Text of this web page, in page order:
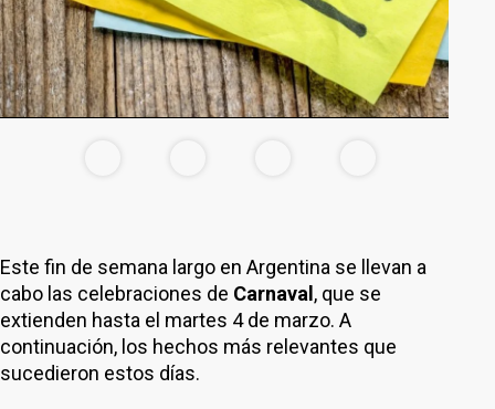
Este fin de semana largo en Argentina se llevan a
cabo las celebraciones de Carnaval , que se
extienden hasta el martes 4 de marzo. A
continuación, los hechos más relevantes que
sucedieron estos días.